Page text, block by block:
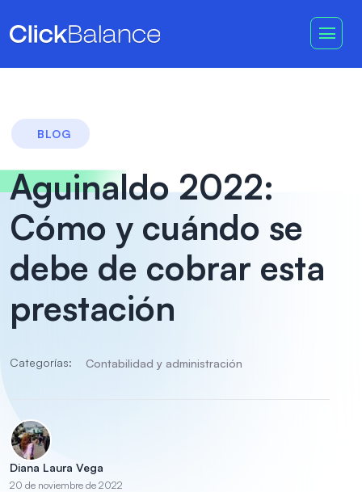
BLOG
Aguinaldo 2022:
Cómo y cuándo se
debe de cobrar esta
prestación
Categorías: Contabilidad y administración
Diana Laura Vega
20 de noviembre de 2022